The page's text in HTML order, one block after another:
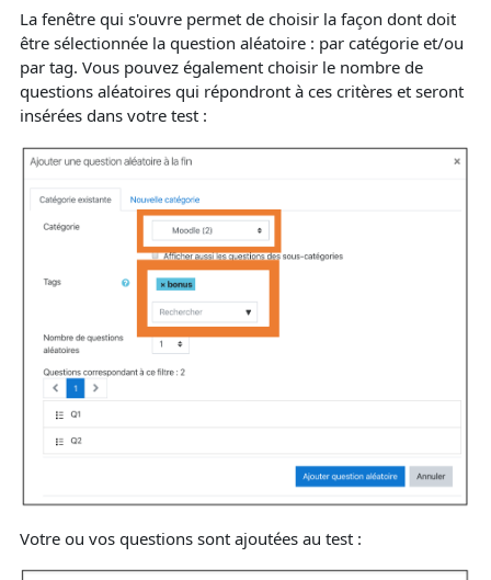
La fenêtre qui s'ouvre permet de choisir la façon dont doit
être sélectionnée la question aléatoire : par catégorie et/ou
par tag. Vous pouvez également choisir le nombre de
questions aléatoires qui répondront à ces critères et seront
insérées dans votre test :
Votre ou vos questions sont ajoutées au test :